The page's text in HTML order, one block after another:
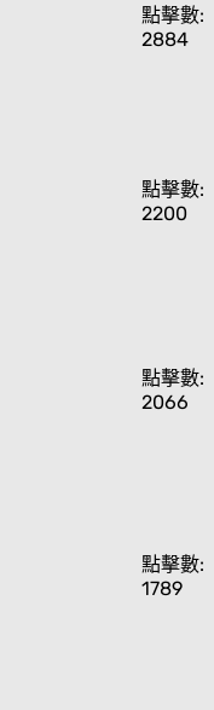
點擊數:
2884
點擊數:
2200
點擊數:
2066
點擊數:
1789